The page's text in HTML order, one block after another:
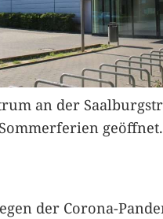
an der
der Corona-